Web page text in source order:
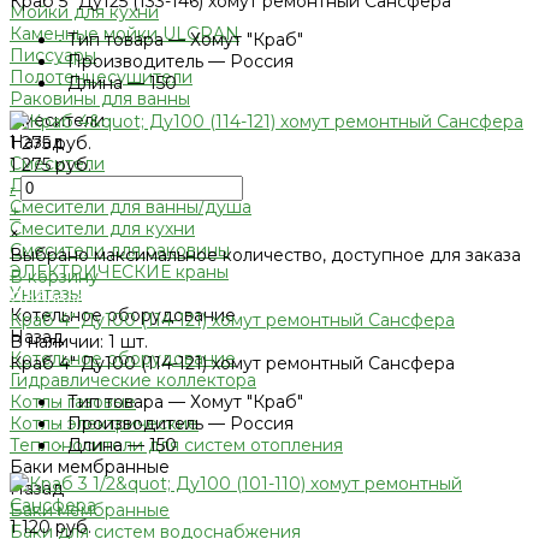
Мойки для кухни
Каменные мойки ULGRAN
Писсуары
Полотенцесушители
Раковины для ванны
Смесители
Назад
Смесители
Душевые системы
Смесители для ванны/душа
Смесители для кухни
Смесители для раковины
ЭЛЕКТРИЧЕСКИЕ краны
Унитазы
Котельное оборудование
Назад
Котельное оборудование
Гидравлические коллектора
Котлы газовые
Котлы электрические
Теплоносители для систем отопления
Баки мембранные
Назад
Баки мембранные
Баки для систем водоснабжения
•Тип товара — Хомут "Краб"
•Производитель — Россия
•Длина — 150
1 275 руб.
1 275 руб.
-
+
×
Выбрано максимальное количество, доступное для заказа
В корзину
Добавлено
Краб 4" Ду100 (114-121) хомут ремонтный Сансфера
В наличии: 1 шт.
Краб 4" Ду100 (114-121) хомут ремонтный Сансфера
• Тип товара — Хомут "Краб"
• Производитель — Россия
•Длина — 150
1 120 руб.